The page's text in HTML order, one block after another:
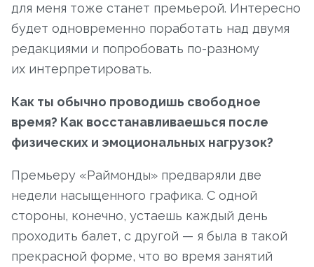
для меня тоже станет премьерой. Интересно
будет одновременно поработать над двумя
редакциями и попробовать по-разному
их интерпретировать.
Как ты обычно проводишь свободное
время? Как восстанавливаешься после
физических и эмоциональных нагрузок?
Премьеру «Раймонды» предваряли две
недели насыщенного графика. С одной
стороны, конечно, устаешь каждый день
проходить балет, с другой — я была в такой
прекрасной форме, что во время занятий